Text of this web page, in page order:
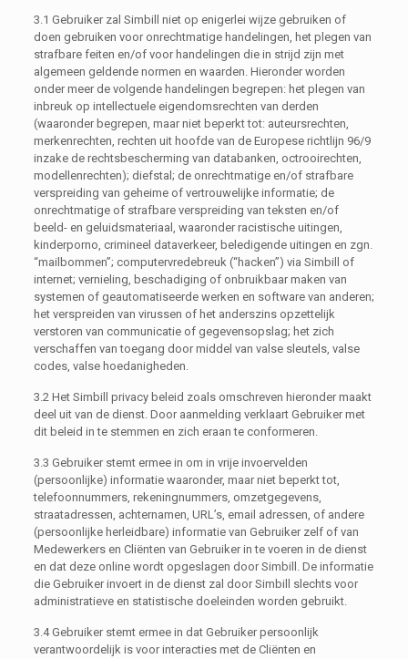
3.1 Gebruiker zal Simbill niet op enigerlei wijze gebruiken of
doen gebruiken voor onrechtmatige handelingen, het plegen van
strafbare feiten en/of voor handelingen die in strijd zijn met
algemeen geldende normen en waarden. Hieronder worden
onder meer de volgende handelingen begrepen: het plegen van
inbreuk op intellectuele eigendomsrechten van derden
(waaronder begrepen, maar niet beperkt tot: auteursrechten,
merkenrechten, rechten uit hoofde van de Europese richtlijn 96/9
inzake de rechtsbescherming van databanken, octrooirechten,
modellenrechten); diefstal; de onrechtmatige en/of strafbare
verspreiding van geheime of vertrouwelijke informatie; de
onrechtmatige of strafbare verspreiding van teksten en/of
beeld- en geluidsmateriaal, waaronder racistische uitingen,
kinderporno, crimineel dataverkeer, beledigende uitingen en zgn.
“mailbommen”; computervredebreuk (“hacken”) via Simbill of
internet; vernieling, beschadiging of onbruikbaar maken van
systemen of geautomatiseerde werken en software van anderen;
het verspreiden van virussen of het anderszins opzettelijk
verstoren van communicatie of gegevensopslag; het zich
verschaffen van toegang door middel van valse sleutels, valse
codes, valse hoedanigheden.
3.2 Het Simbill privacy beleid zoals omschreven hieronder maakt
deel uit van de dienst. Door aanmelding verklaart Gebruiker met
dit beleid in te stemmen en zich eraan te conformeren.
3.3 Gebruiker stemt ermee in om in vrije invoervelden
(persoonlijke) informatie waaronder, maar niet beperkt tot,
telefoonnummers, rekeningnummers, omzetgegevens,
straatadressen, achternamen, URL’s, email adressen, of andere
(persoonlijke herleidbare) informatie van Gebruiker zelf of van
Medewerkers en Cliënten van Gebruiker in te voeren in de dienst
en dat deze online wordt opgeslagen door Simbill. De informatie
die Gebruiker invoert in de dienst zal door Simbill slechts voor
administratieve en statistische doeleinden worden gebruikt.
3.4 Gebruiker stemt ermee in dat Gebruiker persoonlijk
verantwoordelijk is voor interacties met de Cliënten en